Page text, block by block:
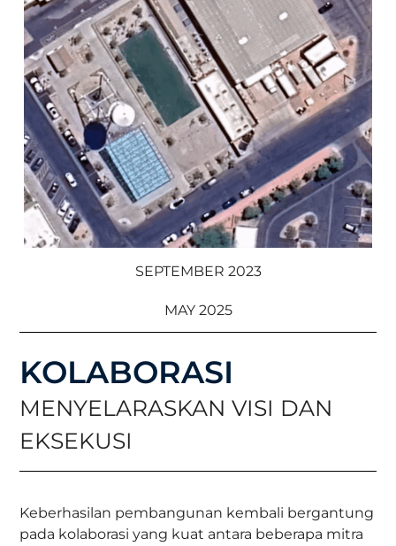
SEPTEMBER 2023
MAY 2025
KOLABORASI
MENYELARASKAN VISI DAN
EKSEKUSI
Keberhasilan pembangunan kembali bergantung
pada kolaborasi yang kuat antara beberapa mitra